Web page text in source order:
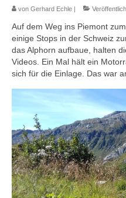
Bilder
News
Impressum
Tickets für das Konzert
von Gerhard Echle
Auf dem Weg ins Piemont
einige Stops in der Schweiz
das Alphorn aufbaue, halten
Videos. Ein Mal hält ein
sich für die Einlage. Das war